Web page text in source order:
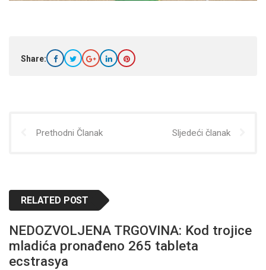
Share:
Prethodni Članak Sljedeći članak
RELATED POST
NEDOZVOLJENA TRGOVINA: Kod trojice
mladića pronađeno 265 tableta
ecstrasya